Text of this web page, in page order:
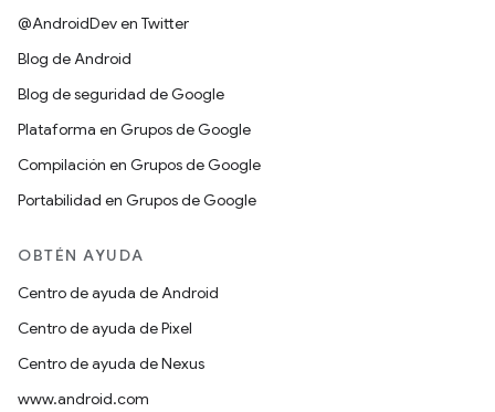
@AndroidDev en Twitter
Blog de Android
Blog de seguridad de Google
Plataforma en Grupos de Google
Compilación en Grupos de Google
Portabilidad en Grupos de Google
OBTÉN AYUDA
Centro de ayuda de Android
Centro de ayuda de Pixel
Centro de ayuda de Nexus
www.android.com